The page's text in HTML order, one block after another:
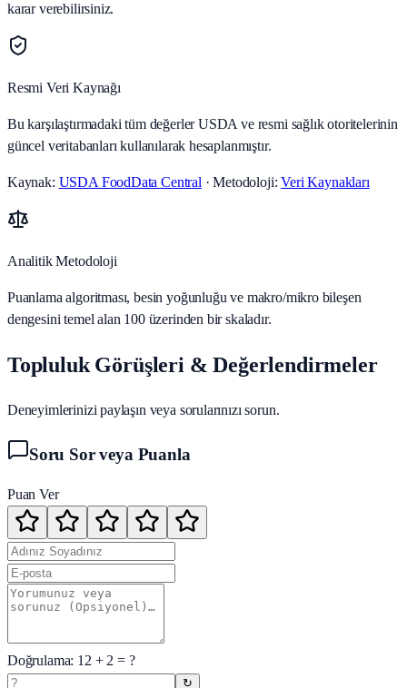
karar verebilirsiniz.
Resmi Veri Kaynağı
Bu karşılaştırmadaki tüm değerler USDA ve resmi sağlık otoritelerinin
güncel veritabanları kullanılarak hesaplanmıştır.
Kaynak: USDA FoodData Central · Metodoloji:Veri Kaynakları
Analitik Metodoloji
Puanlama algoritması, besin yoğunluğu ve makro/mikro bileşen
dengesini temel alan 100 üzerinden bir skaladır.
Topluluk Görüşleri & Değerlendirmeler
Deneyimlerinizi paylaşın veya sorularınızı sorun.
Soru Sor veya Puanla
Puan Ver
Doğrulama: 12+2 = ?
↻